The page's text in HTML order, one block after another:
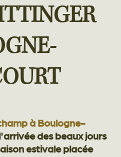
à Boulogne-
des beaux jours
estivale placée